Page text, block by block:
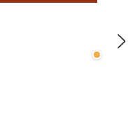
Wenige